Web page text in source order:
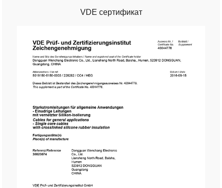
VDE сертификат